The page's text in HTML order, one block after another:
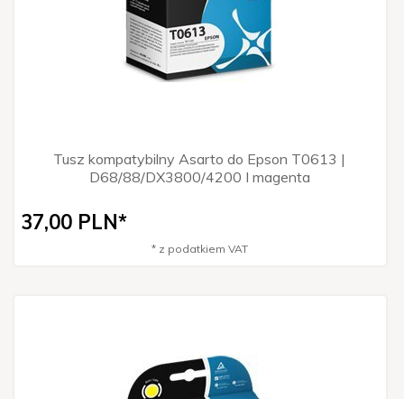
Tusz kompatybilny Asarto do Epson T0613 |
D68/88/DX3800/4200 I magenta
37,00 PLN*
* z podatkiem VAT